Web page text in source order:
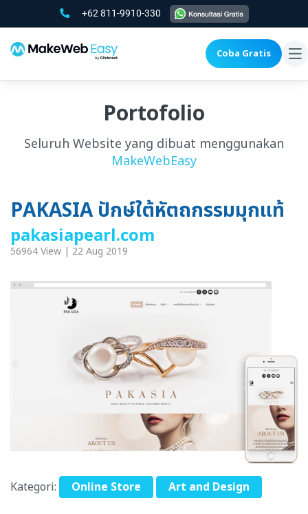
+62 811-9910-330
Coba Gratis
Portofolio
Seluruh Website yang dibuat menggunakan
MakeWebEasy
PAKASIA ปักษ์ใต้หัตถกรรมมุกแท้
pakasiapearl.com
56964 View | 22 Aug 2019
Kategori: Online Store Art and Design